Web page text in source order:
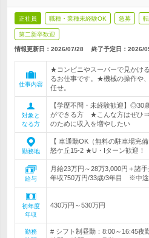
正社員 職種・業種未経験OK 急募
第二新卒歓迎
情報更新日：2026/07/28 終了予定日： 2026/
仕事内容
★コンビニやスーパーで見かけ
るお仕事です。★機械の操作や
任せ。
対象と
なる方
【学歴不問・未経験歓迎】
ができる方 ★こんな方はぜひ⇒
のために収入を増やしたい
勤務地
【 車通勤OK（無料の駐車場完
怒ケ丘15-2 ★U・Iターン歓迎！
給与
月給23万円～28万3,000円＋諸
年収750万円/33歳/3年目 ※中途
初年度
年収
430万円～530万円
勤務
# シフト制昼勤：8:00～16:45